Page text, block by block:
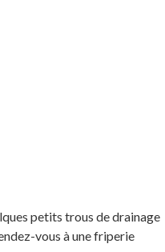
petits trous de drainage
vous à une friperie